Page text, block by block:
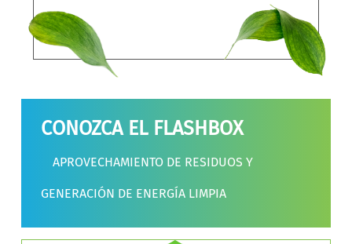
CONOZCA EL FLASHBOX
APROVECHAMIENTO DE RESIDUOS Y
GENERACIÓN DE ENERGÍA LIMPIA